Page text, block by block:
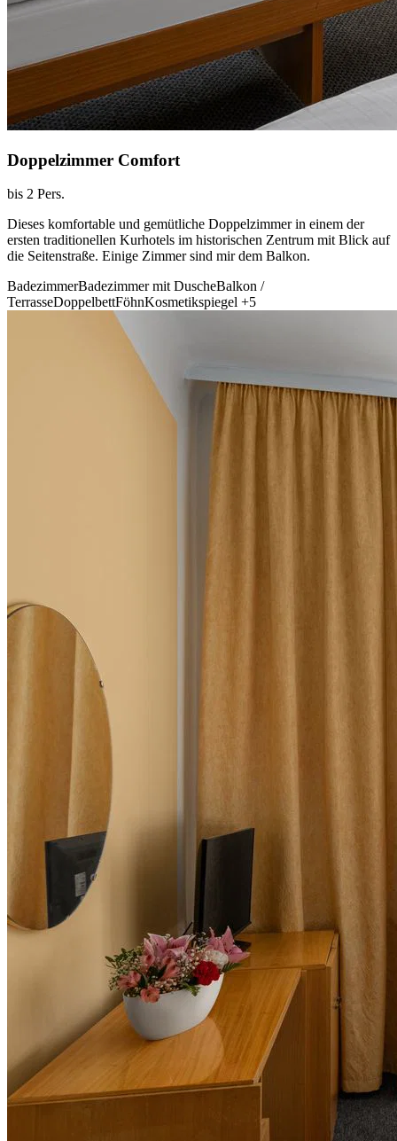
Doppelzimmer Comfort
bis 2 Pers.
Dieses komfortable und gemütliche Doppelzimmer in einem der
ersten traditionellen Kurhotels im historischen Zentrum mit Blick auf
die Seitenstraße. Einige Zimmer sind mir dem Balkon.
BadezimmerBadezimmer mit DuscheBalkon /
TerrasseDoppelbettFöhnKosmetikspiegel +5